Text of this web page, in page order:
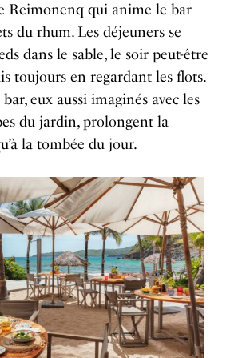
Reimonenq qui anime le bar
du rhum. Les déjeuners se
dans le sable,le soir peut-être
toujours en regardant les flots.
eux aussi imaginés avec les
du jardin, prolongent la
la tombée du jour.